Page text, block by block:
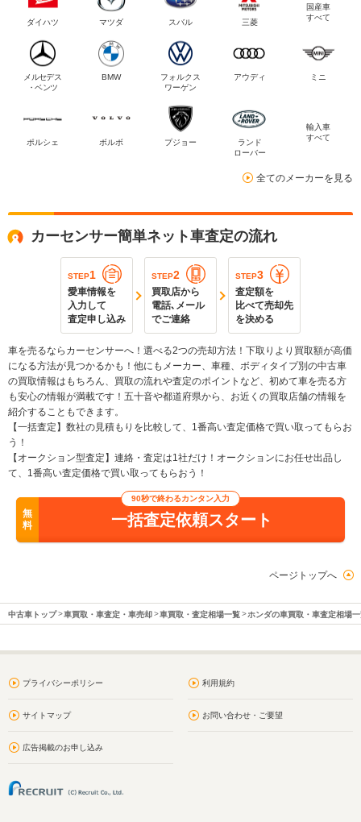
ダイハツ マツダ スバル 三菱
国産車
すべて
メルセデス
・ベンツ
BMW
フォルクス
ワーゲン
アウディ ミニ
ポルシェ ボルボ プジョー
ランド
ローバー
輸入車
すべて
全てのメーカーを見る
カーセンサー簡単ネット車査定の流れ
STEP1
愛車情報を
入力して
査定申し込み
STEP2
買取店から
電話､メール
でご連絡
STEP3
査定額を
比べて売却先
を決める
車を売るならカーセンサーへ！選べる2つの売却方法！下取りより買取額が高価
になる方法が見つかるかも！他にもメーカー、車種、ボディタイプ別の中古車
の買取情報はもちろん、買取の流れや査定のポイントなど、初めて車を売る方
も安心の情報が満載です！五十音や都道府県から、お近くの買取店舗の情報を
紹介することもできます。
【一括査定】数社の見積もりを比較して、1番高い査定価格で買い取ってもらお
う！
【オークション型査定】連絡・査定は1社だけ！オークションにお任せ出品し
て、1番高い査定価格で買い取ってもらおう！
無
料
90秒で終わるカンタン入力
一括査定依頼スタート
ページトップへ
中古車トップ 車買取・車査定・車売却 車買取・査定相場一覧 ホンダの車買取・車査定相場
プライバシーポリシー 利用規約
サイトマップ お問い合わせ・ご要望
広告掲載のお申し込み